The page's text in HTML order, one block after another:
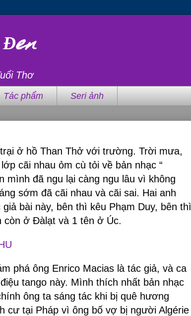
Thơ
Tác phẩm Seri ảnh
ở hồ Than Thở với trường. Trời mưa,
cãi nhau ỏm cù tỏi về bản nhạc “
mình đã ngu lại càng ngu lâu vì không
sớm đã cãi nhau và cãi sai. Hai anh
bài này, bên thì kêu Phạm Duy, bên thì
còn ở Đàlạt và 1 tên ở Úc.
phá ông Enrico Macias là tác giả, và ca
tango này. Mình thích nhất bản nhạc
ông ta sáng tác khi bị quê hương
cư tại Pháp vì ông bố vợ bị người Algérie